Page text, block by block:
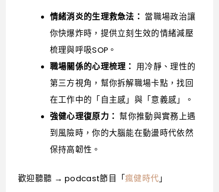
情緒消炎的生理救急法： 當職場政治讓
你快爆炸時，提供立刻生效的情緒減壓
梳理與呼吸SOP。
職場關係的心理梳理： 用冷靜、理性的
第三方視角，幫你拆解職場卡點，找回
在工作中的「自主感」與「意義感」。
強健心理復原力： 幫你推動與實務上遇
到風險時，你的大腦能在動盪時代依然
保持高韌性。
歡迎聽聽 → podcast節目「瘋健時代」